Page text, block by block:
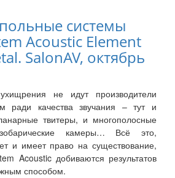
системы
Acoustic Element
SalonAV, октябрь
не идут производители
ради качества звучания – тут и
твитеры, и многополосные
камеры… Всё это,
и имеет право на существование,
Acoustic добиваются результатов
способом.